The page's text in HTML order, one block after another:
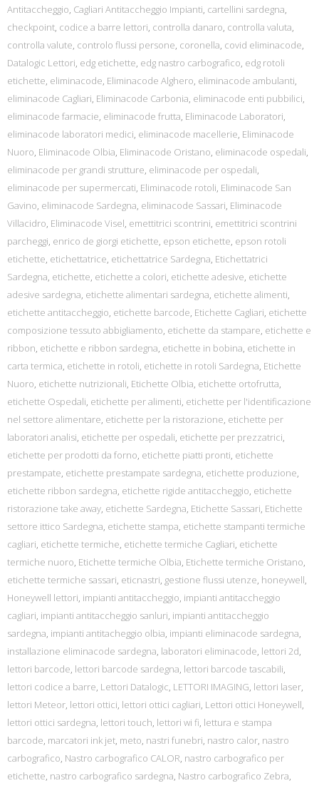
Antitaccheggio, Cagliari Antitaccheggio Impianti, cartellini sardegna,
checkpoint, codice a barre lettori, controlla danaro, controlla valuta,
controlla valute, controlo flussi persone, coronella, covid eliminacode,
Datalogic Lettori, edg etichette, edg nastro carbografico, edg rotoli
etichette, eliminacode, Eliminacode Alghero, eliminacode ambulanti,
eliminacode Cagliari, Eliminacode Carbonia, eliminacode enti pubbilici,
eliminacode farmacie, eliminacode frutta, Eliminacode Laboratori,
eliminacode laboratori medici, eliminacode macellerie, Eliminacode
Nuoro, Eliminacode Olbia, Eliminacode Oristano, eliminacode ospedali,
eliminacode per grandi strutture, eliminacode per ospedali,
eliminacode per supermercati, Eliminacode rotoli, Eliminacode San
Gavino, eliminacode Sardegna, eliminacode Sassari, Eliminacode
Villacidro, Eliminacode Visel, emettitrici scontrini, emettitrici scontrini
parcheggi, enrico de giorgi etichette, epson etichette, epson rotoli
etichette, etichettatrice, etichettatrice Sardegna, Etichettatrici
Sardegna, etichette, etichette a colori, etichette adesive, etichette
adesive sardegna, etichette alimentari sardegna, etichette alimenti,
etichette antitaccheggio, etichette barcode, Etichette Cagliari, etichette
composizione tessuto abbigliamento, etichette da stampare, etichette e
ribbon, etichette e ribbon sardegna, etichette in bobina, etichette in
carta termica, etichette in rotoli, etichette in rotoli Sardegna, Etichette
Nuoro, etichette nutrizionali, Etichette Olbia, etichette ortofrutta,
etichette Ospedali, etichette per alimenti, etichette per l'identificazione
nel settore alimentare, etichette per la ristorazione, etichette per
laboratori analisi, etichette per ospedali, etichette per prezzatrici,
etichette per prodotti da forno, etichette piatti pronti, etichette
prestampate, etichette prestampate sardegna, etichette produzione,
etichette ribbon sardegna, etichette rigide antitaccheggio, etichette
ristorazione take away, etichette Sardegna, Etichette Sassari, Etichette
settore ittico Sardegna, etichette stampa, etichette stampanti termiche
cagliari, etichette termiche, etichette termiche Cagliari, etichette
termiche nuoro, Etichette termiche Olbia, Etichette termiche Oristano,
etichette termiche sassari, eticnastri, gestione flussi utenze, honeywell,
Honeywell lettori, impianti antitaccheggio, impianti antitaccheggio
cagliari, impianti antitaccheggio sanluri, impianti antitaccheggio
sardegna, impianti antitacheggio olbia, impianti eliminacode sardegna,
installazione eliminacode sardegna, laboratori eliminacode, lettori 2d,
lettori barcode, lettori barcode sardegna, lettori barcode tascabili,
lettori codice a barre, Lettori Datalogic, LETTORI IMAGING, lettori laser,
lettori Meteor, lettori ottici, lettori ottici cagliari, Lettori ottici Honeywell,
lettori ottici sardegna, lettori touch, lettori wi fi, lettura e stampa
barcode, marcatori ink jet, meto, nastri funebri, nastro calor, nastro
carbografico, Nastro carbografico CALOR, nastro carbografico per
etichette, nastro carbografico sardegna, Nastro carbografico Zebra,